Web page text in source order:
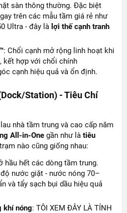
sàn thông thường. Đặc biệt
trên các mẫu tầm giá rẻ như
Ultra - đây là lợi thế cạnh tranh
: Chổi cạnh mở rộng linh hoạt khi
kết hợp với chổi chính
cạnh hiệu quả và ổn định.
Station) - Tiêu Chí
nhà tầm trung và cao cấp năm
All-in-One gần như làtiêu
nào cũng giống nhau:
hầu hết các dòng tầm trung.
nước giặt - nước nóng 70–
và tẩy sạch bụi dầu hiệu quả
khí nóng: TÔI XEM ĐÂY LÀ TÍNH